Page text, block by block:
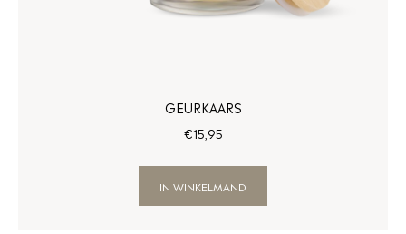
GEURKAARS
€15 95
IN WINKELMAND